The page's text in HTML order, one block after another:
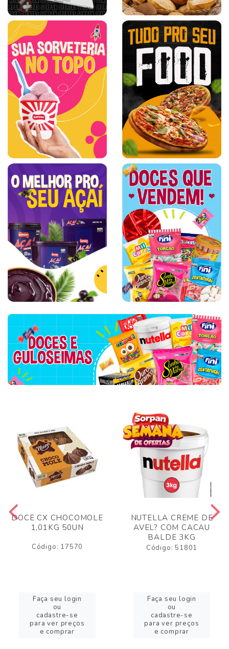
DOCE CX CHOCOMOLE
1,01KG 50UN
Código: 17570
Faça seu login
ou
cadastre-se
para ver preços
e comprar
NUTELLA CREME DE
AVEL? COM CACAU
BALDE 3KG
Código: 51801
Faça seu login
ou
cadastre-se
para ver preços
e comprar